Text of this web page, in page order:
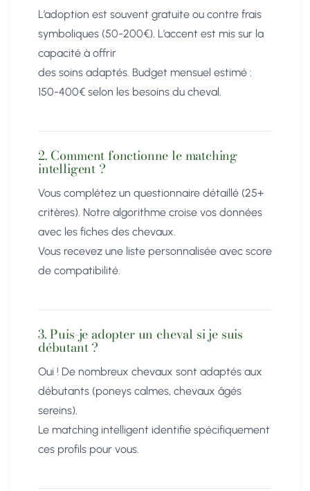
L’adoption est souvent gratuite ou contre frais
symboliques (50-200€). L’accent est mis sur la
capacité à offrir
des soins adaptés. Budget mensuel estimé :
150-400€ selon les besoins du cheval.
2. Comment fonctionne le matching
intelligent ?
Vous complétez un questionnaire détaillé (25+
critères). Notre algorithme croise vos données
avec les fiches des chevaux.
Vous recevez une liste personnalisée avec score
de compatibilité.
3. Puis-je adopter un cheval si je suis
débutant ?
Oui ! De nombreux chevaux sont adaptés aux
débutants (poneys calmes, chevaux âgés
sereins).
Le matching intelligent identifie spécifiquement
ces profils pour vous.